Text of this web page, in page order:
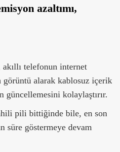
azaltımı,
telefonun internet
görüntü alarak kablosuz içerik
güncellemesini kolaylaştırır.
pili bittiğinde bile, en son
süre göstermeye devam